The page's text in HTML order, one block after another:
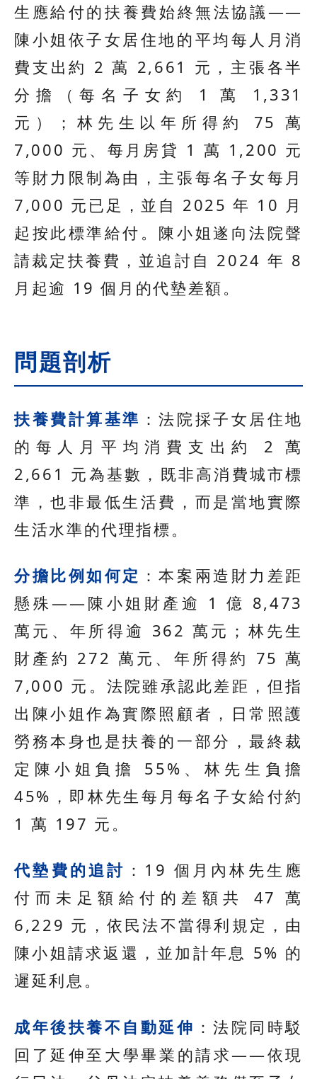
生應給付的扶養費始終無法協議——
陳小姐依子女居住地的平均每人月消
費支出約 2 萬 2,661 元，主張各半
分擔（每名子女約 1 萬 1,331
元）；林先生以年所得約 75 萬
7,000 元、每月房貸 1 萬 1,200 元
等財力限制為由，主張每名子女每月
7,000 元已足，並自 2025 年 10 月
起按此標準給付。陳小姐遂向法院聲
請裁定扶養費，並追討自 2024 年 8
月起逾 19 個月的代墊差額。
問題剖析
扶養費計算基準 ：法院採子女居住地
的每人月平均消費支出約 2 萬
2,661 元為基數，既非高消費城市標
準，也非最低生活費，而是當地實際
生活水準的代理指標。
分擔比例如何定 ：本案兩造財力差距
懸殊——陳小姐財產逾 1 億 8,473
萬元、年所得逾 362 萬元；林先生
財產約 272 萬元、年所得約 75 萬
7,000 元。法院雖承認此差距，但指
出陳小姐作為實際照顧者，日常照護
勞務本身也是扶養的一部分，最終裁
定陳小姐負擔 55%、林先生負擔
45%，即林先生每月每名子女給付約
1 萬 197 元。
代墊費的追討 ：19 個月內林先生應
付而未足額給付的差額共 47 萬
6,229 元，依民法不當得利規定，由
陳小姐請求返還，並加計年息 5% 的
遲延利息。
成年後扶養不自動延伸 ：法院同時駁
回了延伸至大學畢業的請求——依現